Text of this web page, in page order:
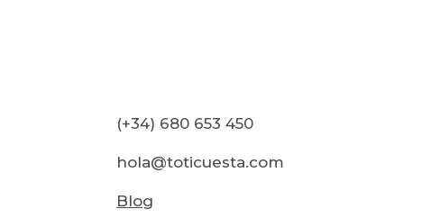
(+34) 680 653 450
hola@toticuesta.com
Blog